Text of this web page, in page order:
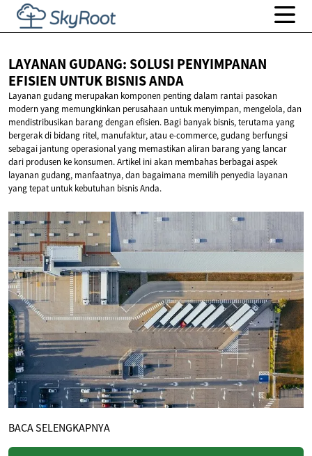
LAYANAN GUDANG: SOLUSI PENYIMPANAN
EFISIEN UNTUKBISNIS ANDA
Layanan gudang merupakan komponen penting dalam rantai pasokan
modern yang memungkinkan perusahaan untuk menyimpan, mengelola, dan
mendistribusikan barang dengan efisien. Bagi banyak bisnis, terutama yang
bergerak di bidang ritel, manufaktur, atau e-commerce, gudang berfungsi
sebagai jantung operasional yang memastikan aliran barang yang lancar
dari produsen ke konsumen. Artikel ini akan membahas berbagai aspek
layanan gudang, manfaatnya, dan bagaimana memilih penyedia layanan
yang tepat untuk kebutuhan bisnis Anda.
BACA SELENGKAPNYA